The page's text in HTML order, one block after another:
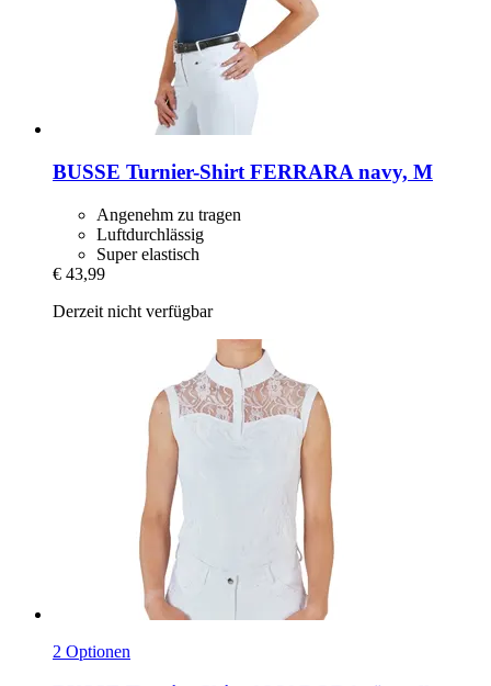
BUSSE Turnier-​Shirt FERRARA navy, M
Angenehm zu tragen
Luftdurchlässig
Super elastisch
€ 43,99
Derzeit nicht verfügbar
2 Optionen